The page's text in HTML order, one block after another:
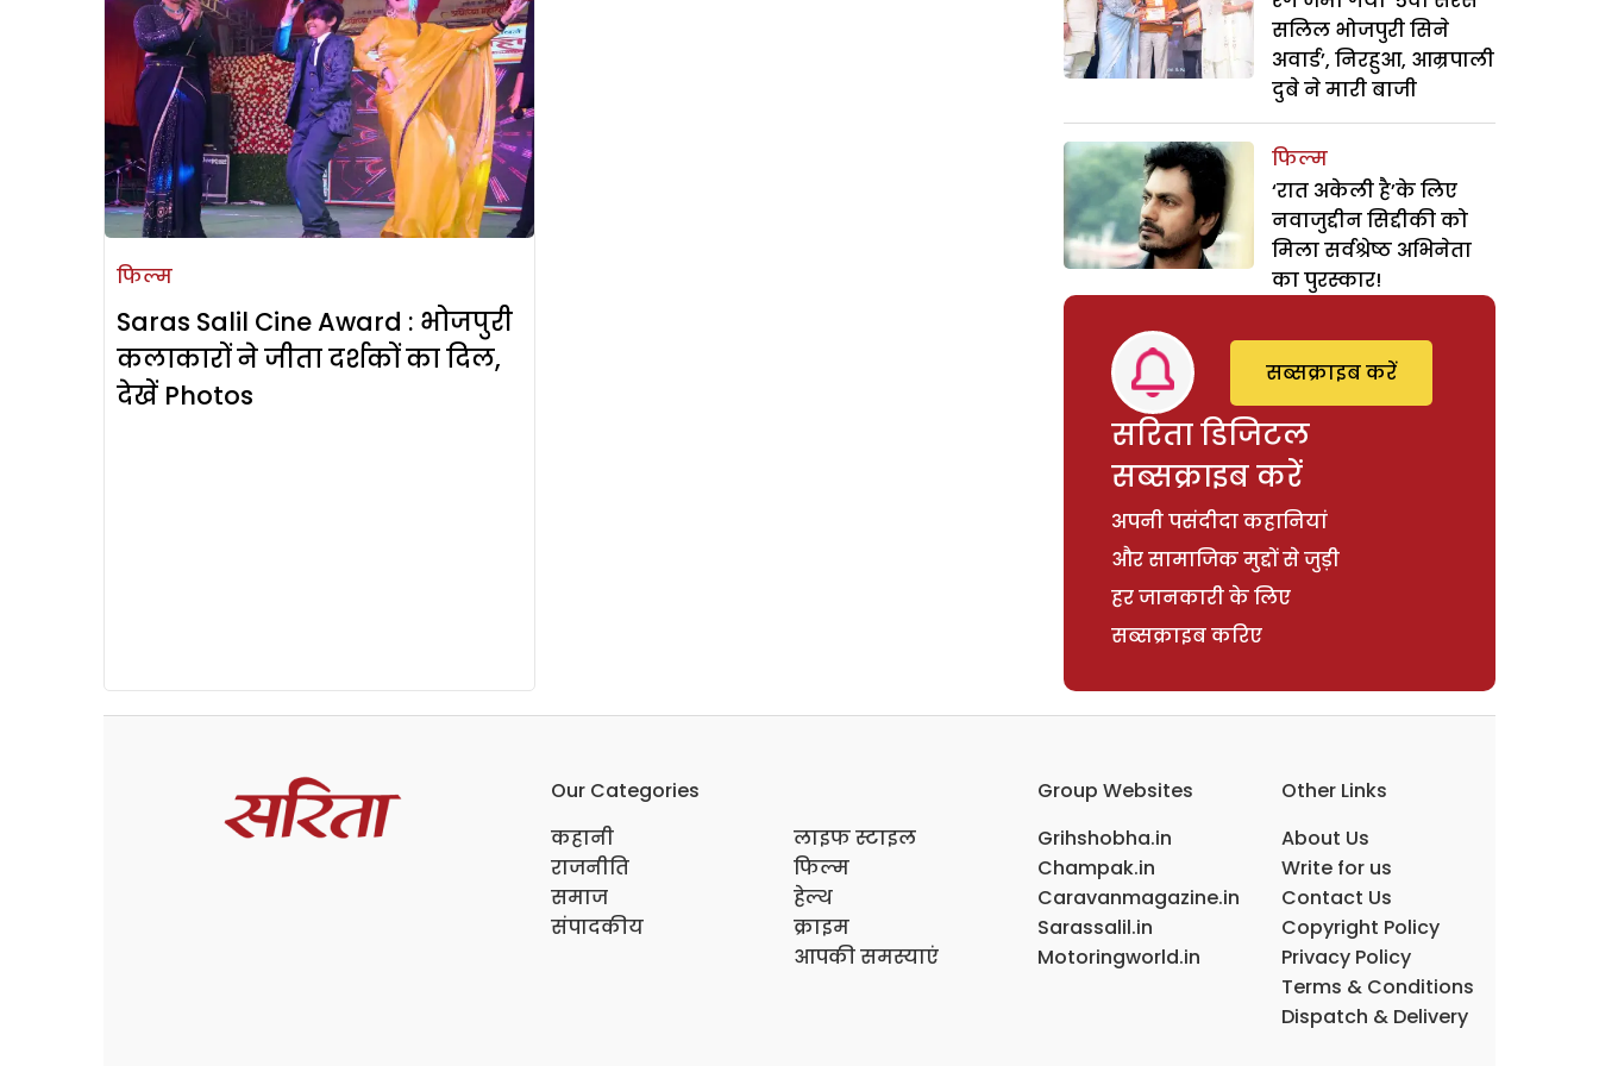
फिल्म
Saras Salil Cine Award : भोजपुरी
कलाकारों ने जीता दर्शकों का दिल,
देखें Photos
सलिल भोजपुरी सिने
अवार्ड’, निरहुआ, आम्रपाली
दुबे ने मारी बाजी
फिल्म
‘रात अकेली है’के लिए
नवाजुद्दीन सिद्दीकी को
मिला सर्वश्रेष्ठ अभिनेता
का पुरस्कार!
सरिता डिजिटल
सब्सक्राइब करें
अपनी पसंदीदा कहानियां
और सामाजिक मुद्दों से जुड़ी
हर जानकारी के लिए
सब्सक्राइब करिए
सब्सक्राइब करें
Our Categories
कहानी
राजनीति
समाज
संपादकीय
लाइफ स्टाइल
फिल्म
हेल्थ
क्राइम
आपकी समस्याएं
Group Websites
Grihshobha.in
Champak.in
Caravanmagazine.in
Sarassalil.in
Motoringworld.in
Other Links
About Us
Write for us
Contact Us
Copyright Policy
Privacy Policy
Terms & Conditions
Dispatch & Delivery